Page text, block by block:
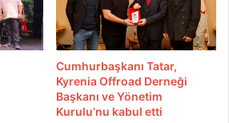
Cumhurbaşkanı Tatar,
Kyrenia Offroad Derneği
Başkanı ve Yönetim
Kurulu’nu kabul etti